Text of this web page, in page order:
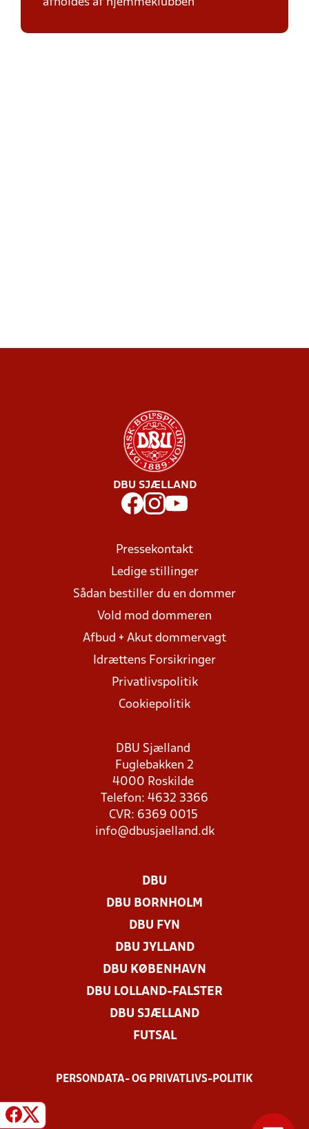
afholdes af hjemmeklubben
DBU SJÆLLAND
Pressekontakt
Ledige stillinger
Sådan bestiller du en dommer
Vold mod dommeren
Afbud + Akut dommervagt
Idrættens Forsikringer
Privatlivspolitik
Cookiepolitik
DBU Sjælland
Fuglebakken 2
4000 Roskilde
Telefon: 4632 3366
CVR: 6369 0015
info@dbusjaelland.dk
DBU
DBU BORNHOLM
DBU FYN
DBU JYLLAND
DBU KØBENHAVN
DBU LOLLAND-FALSTER
DBU SJÆLLAND
FUTSAL
PERSONDATA- OG PRIVATLIVS-POLITIK